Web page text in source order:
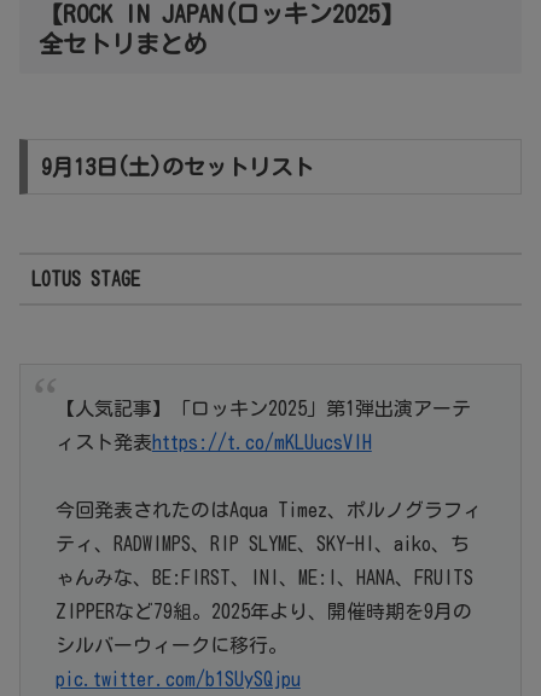
【ROCK IN JAPAN(ロッキン2025】
全セトリまとめ
9月13日(土)のセットリスト
LOTUS STAGE
【人気記事】「ロッキン2025」第1弾出演アーテ
ィスト発表https://t.co/mKLUucsVIH
今回発表されたのはAqua Timez、ポルノグラフィ
ティ、RADWIMPS、RIP SLYME、SKY-HI、aiko、ち
ゃんみな、BE:FIRST、INI、ME:I、HANA、FRUITS
ZIPPERなど79組。2025年より、開催時期を9月の
シルバーウィークに移行。
pic.twitter.com/b1SUySQjpu